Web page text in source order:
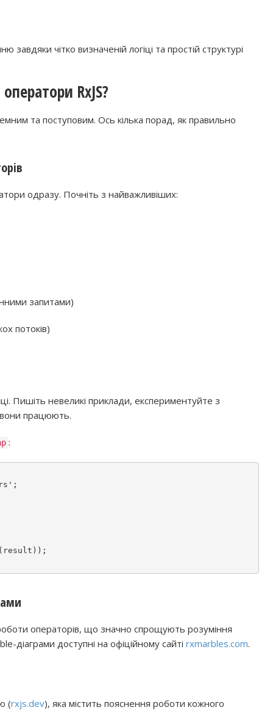
чітко визначеній логіці та простій структурі
RxJS?
та поступовим. Ось кілька порад, як правильно
одразу. Почніть з найважливіших:
запитами)
потоків)
Пишіть невеликі приклади, експериментуйте з
працюють.
:
;
операторів, що значно спрощують розуміння
діаграми доступні на офіційному сайті rxmarbles.com.
(rxjs.dev), яка містить пояснення роботи кожного